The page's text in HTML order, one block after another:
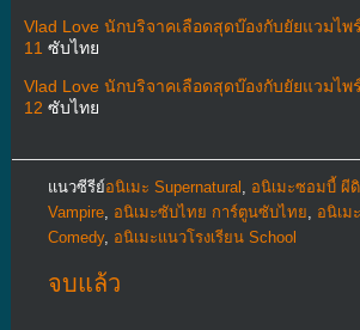
Vlad Love นักบริจาคเลือดสุดบ๊องกับยัยแวมไ
11 ซับไทย
Vlad Love นักบริจาคเลือดสุดบ๊องกับยัยแวมไ
12 ซับไทย
แนวซีรีย์อนิเมะ Supernatural , อนิเมะซอมบี้ ผี
Vampire, อนิเมะซับไทย การ์ตูนซับไทย, อนิเม
Comedy, อนิเมะแนวโรงเรียน School
จบแล้ว